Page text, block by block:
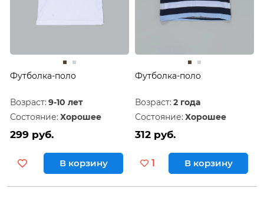
Футболка-поло
Возраст: 9-10 лет
Состояние: Хорошее
299 руб.
В корзину
Футболка-поло
Возраст: 2 года
Состояние: Хорошее
312 руб.
1 В корзину